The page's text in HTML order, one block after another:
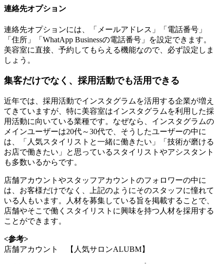
連絡先オプション
連絡先オプションには、「メールアドレス」「電話番号」
「住所」「WhatApp Businessの電話番号」を設定できます。
美容室に直接、予約してもらえる機能なので、必ず設定しま
しょう。
集客だけでなく、採用活動でも活用できる
近年では、採用活動でインスタグラムを活用する企業が増え
てきていますが、特に美容室はインスタグラムを利用した採
用活動に向いている業種です。なぜなら、インスタグラムの
メインユーザーは20代～30代で、そうしたユーザーの中に
は、「人気スタイリストと一緒に働きたい」「技術が磨ける
お店で働きたい」と思っているスタイリストやアシスタント
も多数いるからです。
店舗アカウントやスタッフアカウントのフォロワーの中に
は、お客様だけでなく、上記のようにそのスタッフに憧れて
いる人もいます。人材を募集している旨を掲載することで、
店舗やそこで働くスタイリストに興味を持つ人材を採用する
ことができます。
<参考>
店舗アカウント 【人気サロンALUBM】